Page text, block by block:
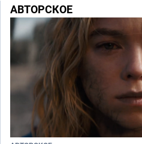
АВТОРСКОЕ